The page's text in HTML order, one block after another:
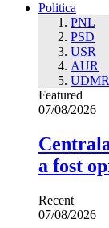
Politica
PNL
PSD
USR
AUR
UDMR
Featured
07/08/2026
a fost
Recent
07/08/2026